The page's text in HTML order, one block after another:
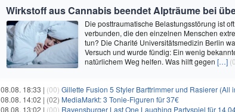
Wirkstoff aus Cannabis beendet Alpträume bei
Die posttraumatische Belastungsstörung ist
verbunden, die den einzelnen Menschen
tun? Die Charité Universitätsmedizin Berlin
Versuch und wurde fündig: Ein wenig
natürlichem Weg helfen. Was hilft gegen […]
08.08. 18:33 | (00) Gillette Fusion 5 Styler Barttrimmer und Rasierer (All
08.08. 14:02 | (02) MediaMarkt: 3 Tonie-Figuren für 37€
08.08. 13:02 | (00) Ravensburger Last One Laughing Partyspiel für